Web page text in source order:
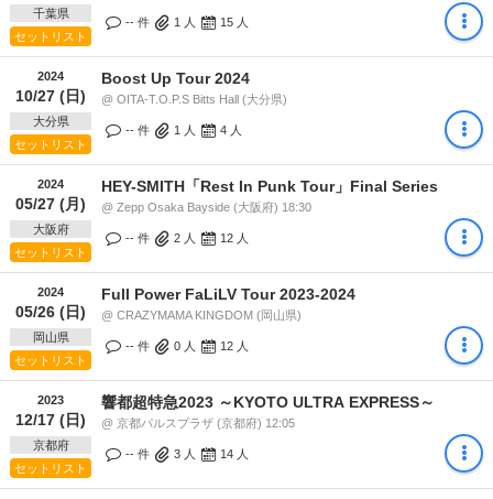
千葉県
セットリスト
-- 件 1 人 15 人
2024
10/27 (日)
大分県
セットリスト
Boost Up Tour 2024
@ OITA-T.O.P.S Bitts Hall (大分県)
-- 件 1 人 4 人
2024
05/27 (月)
大阪府
セットリスト
HEY-SMITH「Rest In Punk Tour」Final Series
@ Zepp Osaka Bayside (大阪府) 18:30
-- 件 2 人 12 人
2024
05/26 (日)
岡山県
セットリスト
Full Power FaLiLV Tour 2023-2024
@ CRAZYMAMA KINGDOM (岡山県)
-- 件 0 人 12 人
2023
12/17 (日)
京都府
セットリスト
響都超特急2023 ～KYOTO ULTRA EXPRESS～
@ 京都パルスプラザ (京都府) 12:05
-- 件 3 人 14 人